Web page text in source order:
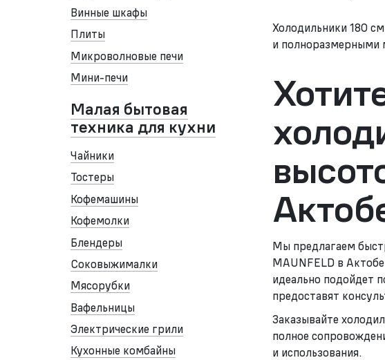
Винные шкафы
Плиты
Микроволновые печи
Мини-печи
Малая бытовая
техника для кухни
Чайники
Тостеры
Кофемашины
Кофемолки
Блендеры
Соковыжималки
Мясорубки
Вафельницы
Электрические грили
Кухонные комбайны
Холодильники 180
и полноразмерными
Мы предлагаем
MAUNFELD в
идеально подойдет
предоставят
Заказывайте
полное
и использования.